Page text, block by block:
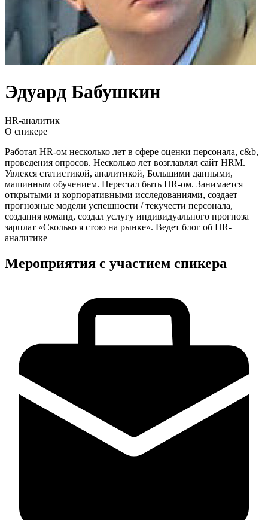
Эдуард Бабушкин
HR-аналитик
О спикере
Работал HR-ом несколько лет в сфере оценки персонала, c&b,
проведения опросов. Несколько лет возглавлял сайт HRM.
Увлекся статистикой, аналитикой, Большими данными,
машинным обучением. Перестал быть HR-ом. Занимается
открытыми и корпоративными исследованиями, создает
прогнозные модели успешности / текучести персонала,
создания команд, создал услугу индивидуального прогноза
зарплат «Сколько я стою на рынке». Ведет блог об HR-
аналитике
Мероприятия с участием спикера